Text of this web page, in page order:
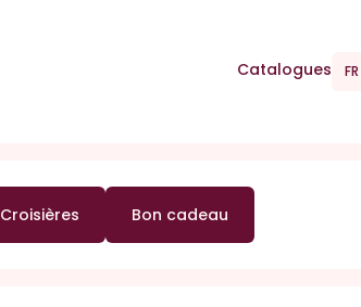
Catalogues FR
Croisières Bon cadeau